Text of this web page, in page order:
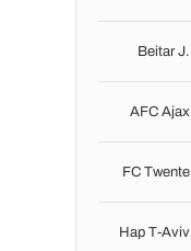
Beitar J.
AFC Ajax
FC Twente
Hap T-Aviv